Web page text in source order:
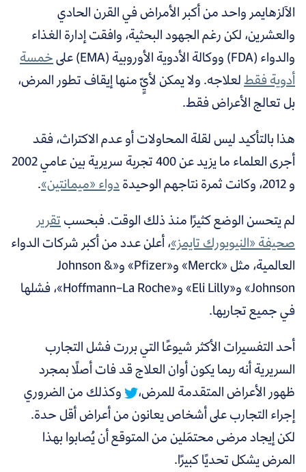
الآلزهايمر واحد من أكبر الأمراض في القرن الحادي
والعشرين، لكن رغم الجهود البحثية، وافقت إدارة الغذاء
والدواء (FDA) ووكالة الأدوية الأوروبية (EMA) علىخمسة
أدوية فقطلعلاجه. ولا يمكن لأيٍّ منها إيقاف تطور المرض،
بل تعالج الأعراض فقط.
هذا بالتأكيد ليس لقلة المحاولات أو عدم الاكتراث، فقد
أجرى العلماء ما يزيد عن 400 تجربة سريرية بين عامي 2002
و 2012، وكانت ثمرة نتاجهم الوحيدة
دواء «ميمانتين».
لم يتحسن الوضع كثيرًا منذ ذلك الوقت. فبحسبتقرير
صحيفة «النيويورك تايمز»، أعلن عدد من أكبر شركات الدواء
العالمية، مثل «Merck» و«Pfizer» و«Johnson &
Johnson» و«Eli Lilly» و«Hoffmann–La Roche»، فشلها
في جميع تجاربها.
أحد التفسيرات الأكثر شيوعًا التي بررت فشل التجارب
السريرية أنهربما يكون أوان العلاج قد فات أصلًا بمجرد
ظهور الأعراض المتقدمة للمرض،
وكذلك من الضروري
إجراء التجارب على أشخاص يعانون من أعراض أقل حدة.
لكن إيجاد مرضى محتمَلين من المتوقع أن يُصابوا بهذا
المرض يشكل تحديًا كبيرًا.